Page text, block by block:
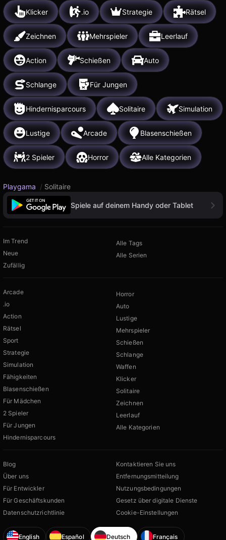
Klicker .io Strategie Rätsel
Zeichnen Mehrspieler Leerlauf
Action Schießen Auto
Schlange Für Jungen
Hindernisparcours Solitaire Simulation
Lustige Arcade Blasenschießen
2 Spieler Horror Alle Kategorien
Playgama / Solitaire
Spiele auf deinem Handy oder Tablet
Im Trend
Neue
Zufällig
Alle Tags
Alle Serien
Arcade
.io
Action
Rätsel
Sport
Strategie
Simulation
Fähigkeiten
Blasenschießen
Für Mädchen
2 Spieler
Für Jungen
Hindernisparcours
Horror
Auto
Lustige
Mehrspieler
Schießen
Schlange
Waffen
Klicker
Solitaire
Zeichnen
Leerlauf
Alle Kategorien
Blog
Über uns
Für Entwickler
Für Geschäftskunden
Datenschutzrichtlinie
Kontaktieren Sie uns
Entfernungsmitteilung
Nutzungsbedingungen
Gesetz über digitale Dienste
Cookie-Einstellungen
English Español Deutsch Français